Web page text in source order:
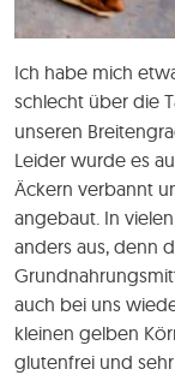
Ich habe mich
schlecht über die
unseren
Leider wurde es
Äckern verbannt
angebaut. In
anders aus, denn
auch bei uns
kleinen gelben
glutenfrei und